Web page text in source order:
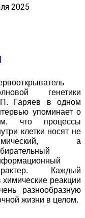
2025
генетики
Гаряев в одном
упоминает о
что процессы
клетки носят не
а
Каждый
химические реакции
разнообразную
жизни в целом.